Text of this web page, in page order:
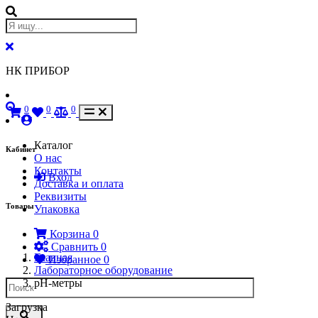
НК ПРИБОР
Кабинет
Вход
Товары
Корзина 0
Сравнить 0
Избранное 0
0 0 0
Каталог
О нас
Контакты
Доставка и оплата
Реквизиты
Упаковка
Главная
Лабораторное оборудование
pH-метры
Загрузка